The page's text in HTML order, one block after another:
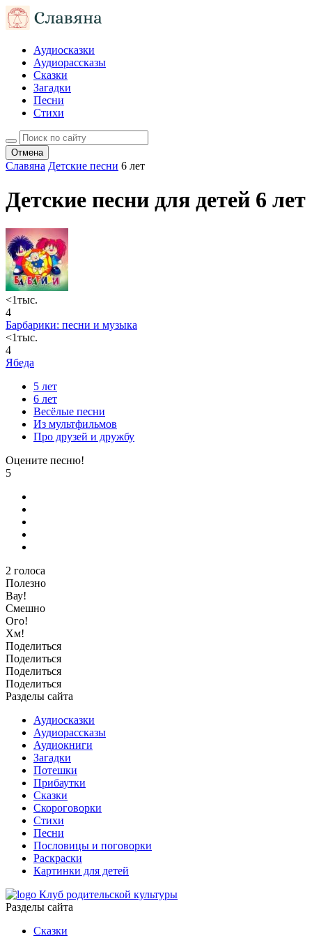
Аудиосказки
Аудиорассказы
Сказки
Загадки
Песни
Стихи
Отмена
Славяна Детские песни 6 лет
Детские песни для детей 6 лет
<1тыс.
4
Барбарики: песни и музыка
<1тыс.
4
Ябеда
5 лет
6 лет
Весёлые песни
Из мультфильмов
Про друзей и дружбу
Оцените песню!
5
2 голоса
Полезно
Вау!
Смешно
Ого!
Хм!
Поделиться
Поделиться
Поделиться
Поделиться
Разделы сайта
Аудиосказки
Аудиорассказы
Аудиокниги
Загадки
Потешки
Прибаутки
Сказки
Скороговорки
Стихи
Песни
Пословицы и поговорки
Раскраски
Картинки для детей
Клуб родительской культуры
Разделы сайта
Сказки